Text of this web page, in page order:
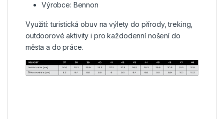
Výrobce: Bennon
Využití: turistická obuv na výlety do přírody, treking,
outdoorové aktivity i pro každodenní nošení do
města a do práce.